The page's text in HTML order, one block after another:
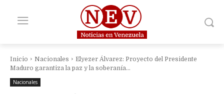
Inicio Nacionales
Elyezer Álvarez: Proyecto del Presidente
Maduro garantiza la paz y la soberanía...
Nacionales